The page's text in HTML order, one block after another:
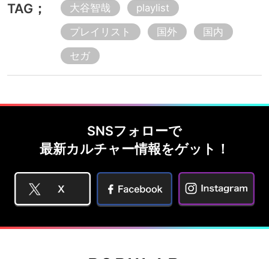
TAG； 大谷智哉
playlist
プレイリスト
国外
国内
セガ
SNSフォローで
最新カルチャー情報をゲット！